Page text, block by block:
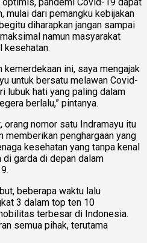
mulai dari pemangku kebijakan
diharapkan jangan sampai
namun masyarakat
kesehatan.
kemerdekaan ini, saya mengajak
untuk bersatu melawan Covid-
lubuk hati yang paling dalam
berlalu,” pintanya.
nomor satu Indramayu itu
memberikan penghargaan yang
kesehatan yang tanpa kenal
di garda di depan dalam
beberapa waktu lalu
3 dalam top ten 10
terbesar di Indonesia.
semua pihak, terutama